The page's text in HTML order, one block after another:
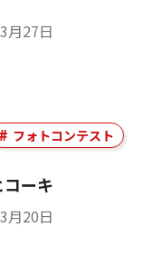
月27日
フォトコンテスト
ーキ
月20日